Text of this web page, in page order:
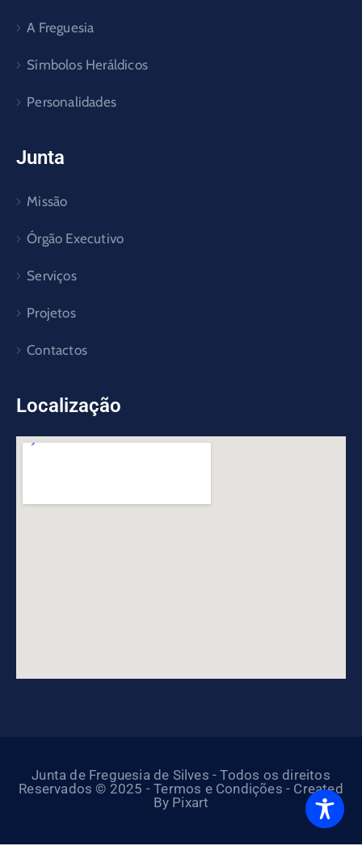
A Freguesia
Símbolos Heráldicos
Personalidades
Junta
Missão
Órgão Executivo
Serviços
Projetos
Contactos
Localização
Junta de Freguesia de Silves - Todos os direitos
Reservados © 2025 - Termos e Condições - Created
By Pixart